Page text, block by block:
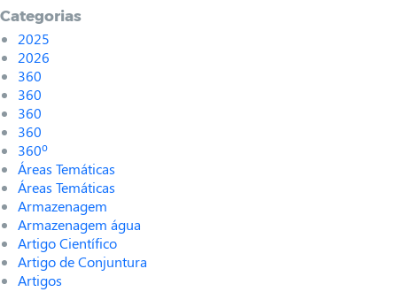
Categorias
2025
2026
360
360
360
360
360º
Áreas Temáticas
Áreas Temáticas
Armazenagem
Armazenagem água
Artigo Científico
Artigo de Conjuntura
Artigos